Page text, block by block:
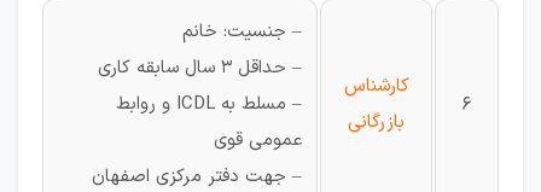
6
کارشناس
بازرگانی
– جنسیت: خانم
– حداقل 3 سال سابقه کاری
– مسلط به ICDL و روابط
عمومی قوی
– جهت دفتر مرکزی اصفهان